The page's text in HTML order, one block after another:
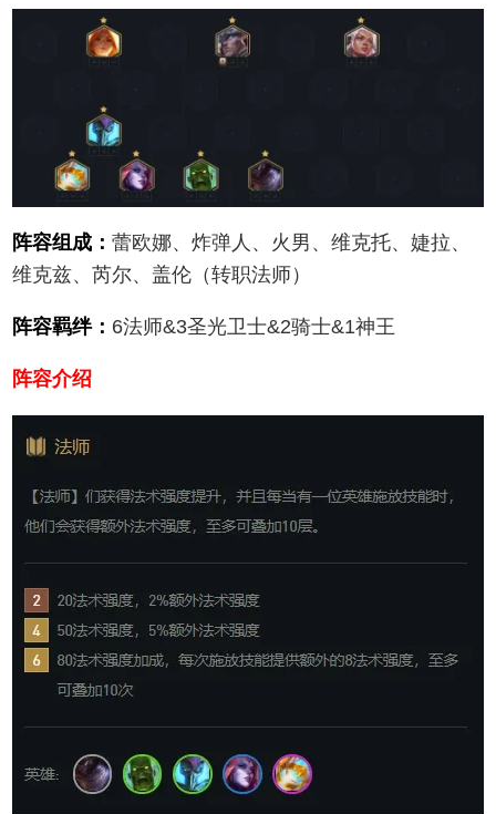
阵容组成：蕾欧娜、炸弹人、火男、维克托、婕拉、
维克兹、芮尔、盖伦（转职法师）
阵容羁绊： 6法师&3圣光卫士&2骑士&1神王
阵容介绍